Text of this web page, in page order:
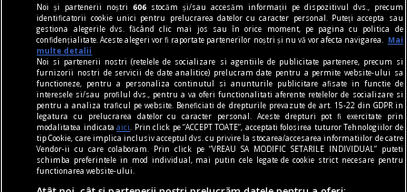
Noi și partenerii noștri606 stocăm și/sau accesăm informații pe dispozitivul dvs., precum
identificatorii cookie unici pentru prelucrarea datelor cu caracter personal. Puteți accepta sau
gestiona alegerile dvs. făcând clic mai jos sau în orice moment, pe pagina cu politica de
confidențialitate. Aceste alegeri vor fi raportate partenerilor noștri și nu vă vor afecta navigarea.
Mai
multe detalii
Noi si partenerii nostri (retelele de socializare si agentiile de publicitate partenere, precum si
furnizorii nostri de servicii de date analitice) prelucram date pentru a permite website-ului sa
functioneze, pentru a personaliza continutul si anunturile publicitare afisate in functie de
interesele si/sau profilul dvs., pentru a va oferi functionalitati aferente retelelor de socializare si
pentru a analiza traficul pe website. Beneficiati de drepturile prevazute de art. 15-22 din GDPR in
legatura cu prelucrarea datelor cu caracter personal. Aceste drepturi pot fi exercitate prin
modalitatea indicataaici
. Prin click pe “ACCEPT TOATE”, acceptati folosirea tuturor Tehnologiilor de
tip Cookie, care implica inclusiv acceptul dvs. cu privire la stocarea/accesarea informatiilor de catre
Vendor-ii cu care colaboram. Prin click pe “VREAU SA MODIFIC SETARILE INDIVIDUAL” puteti
schimba preferintele in mod individual, mai putin cele legate de cookie strict necesare pentru
functionarea website-ului.